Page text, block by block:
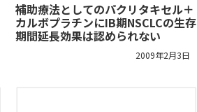
補助療法としてのパクリタキセル＋
カルボプラチンにIB期NSCLCの生存
期間延長効果は認められない
2009年2月3日